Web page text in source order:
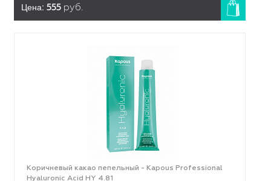
Цена: 555 руб.
Коричневый какао пепельный - Kapous Professional
Hyaluronic Acid HY 4.81